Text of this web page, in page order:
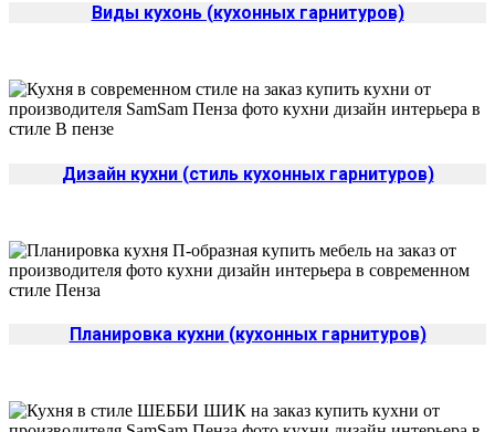
Виды кухонь (кухонных гарнитуров)
Дизайн кухни (стиль кухонных гарнитуров)
Планировка кухни (кухонных гарнитуров)